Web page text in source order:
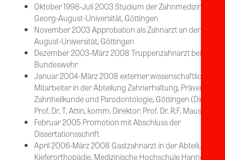
Oktober 1998-Juli 2003 Studium der Zahnmedizin an der
Georg-August-Universität, Göttingen
November 2003 Approbation als Zahnarzt an der
August-Universität, Göttingen
Dezember 2003-März 2008 Truppenzahnarzt bei der
Bundeswehr
Januar 2004-März 2008 externer wissenschaftlicher
Mitarbeiter in der Abteilung Zahnerhaltung, Präventive
Zahnheilkunde und Parodontologie, Göttingen (Direktor:
Prof. Dr. T. Attin, komm. Direktor: Prof. Dr. R.F. Mausberg)
Februar 2005 Promotion mit Abschluss der
Dissertationsschrift
April 2006-März 2008 Gastzahnarzt in der Abteilung
Kieferorthopädie, Medizinische Hochschule Hannover